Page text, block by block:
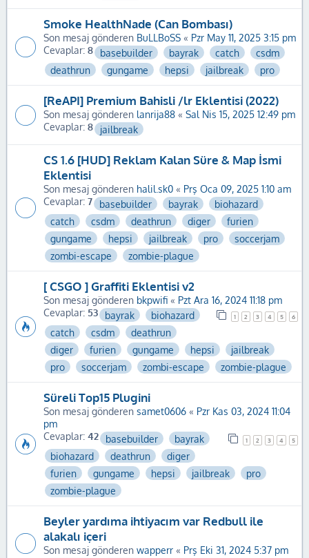
Smoke HealthNade (Can Bombası)
Son mesaj gönderen BuLLBoSS « Pzr May 11, 2025 3:15 pm
Cevaplar: 8 basebuilder bayrak catch
csdm
deathrun
gungame hepsi jailbreak pro
[ReAPI] Premium Bahisli /lr Eklentisi (2022)
Son mesaj gönderen lanrija88 « Sal Nis 15, 2025 12:49 pm
Cevaplar: 8 jailbreak
CS 1.6 [HUD] Reklam Kalan Süre & Map İsmi
Eklentisi
Son mesaj gönderen halil.sk0 « Prş Oca 09, 2025 1:10 am
Cevaplar: 7 basebuilder bayrak
biohazard
catch
csdm deathrun diger
furien
gungame
hepsi jailbreak pro
soccerjam
zombi-escape
zombie-plague
[ CSGO ] Graffiti Eklentisi v2
Son mesaj gönderen bkpwifi « Pzt Ara 16, 2024 11:18 pm
Cevaplar: 53 1 2 3 4 5 6
bayrak
biohazard
catch
csdm
deathrun
diger
furien gungame hepsi
jailbreak
pro
soccerjam zombi-escape zombie-plague
Süreli Top15 Plugini
Son mesaj gönderen samet0606 « Pzr Kas 03, 2024 11:04
pm
Cevaplar: 42 1 2 3 4 5
basebuilder
bayrak
biohazard
deathrun
diger
furien
gungame hepsi jailbreak
pro
zombie-plague
Beyler yardıma ihtiyacım var Redbull ile
alakalı içeri
Son mesaj gönderen wapperr « Prş Eki 31, 2024 5:37 pm